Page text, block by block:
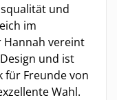
und
im
Hannah vereint
und ist
für Freunde von
Wahl.